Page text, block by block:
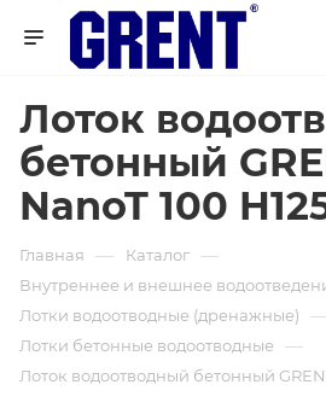
Лоток
бетонный
NanoT 100
Главная — Каталог —
Внутреннее и внешнее
Лотки водоотводные (дренажные)
Лотки бетонные водоотводные —
Лоток водоотводный бетонный